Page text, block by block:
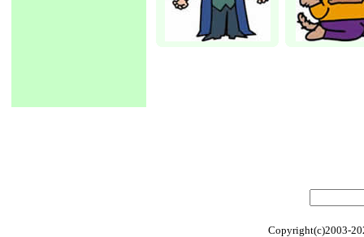
Copyright(c)2003-